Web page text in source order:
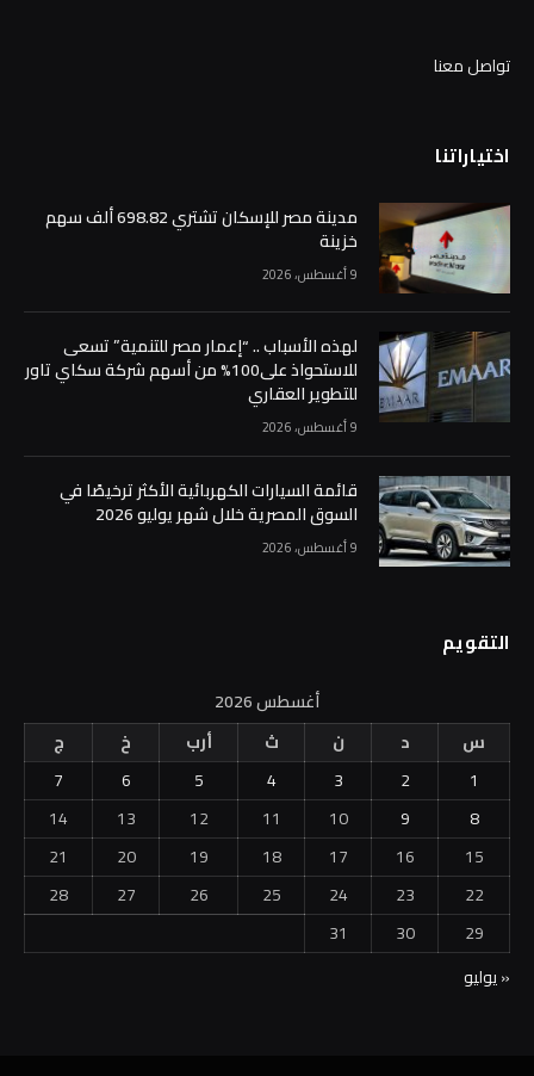
تواصل معنا
اختياراتنا
مدينة مصر للإسكان تشتري 698.82 ألف سهم
خزينة
9 أغسطس، 2026
لهذه الأسباب .. “إعمار مصر للتنمية” تسعى
للاستحواذ على100% من أسهم شركة سكاي تاور
للتطوير العقاري
9 أغسطس، 2026
قائمة السيارات الكهربائية الأكثر ترخيصًا في
السوق المصرية خلال شهر يوليو 2026
9 أغسطس، 2026
التقويم
أغسطس 2026
س
د ن ث أرب خ
ج
1
2
3
4
5
6
7
8
9
10
11
12
13
14
15
16
17
18
19
20
21
22
23
24
25
26
27
28
29
30
31
« يوليو